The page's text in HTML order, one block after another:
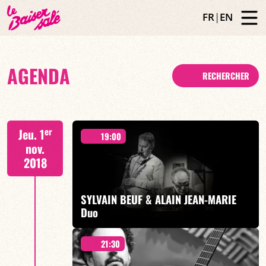
FR|EN
AGENDA RECHERCHER
Jeu. 1er
nov.
2018
19:00
SYLVAIN BEUF & ALAIN JEAN-MARIE
Duo
« Tea for Two and Two for Tales »
21:30